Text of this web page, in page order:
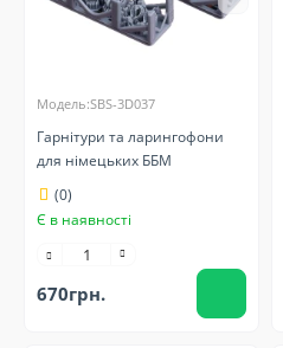
Модель:SBS-3D037
Гарнітури та ларингофони
для німецьких ББМ
(0)
Є в наявності
670грн.